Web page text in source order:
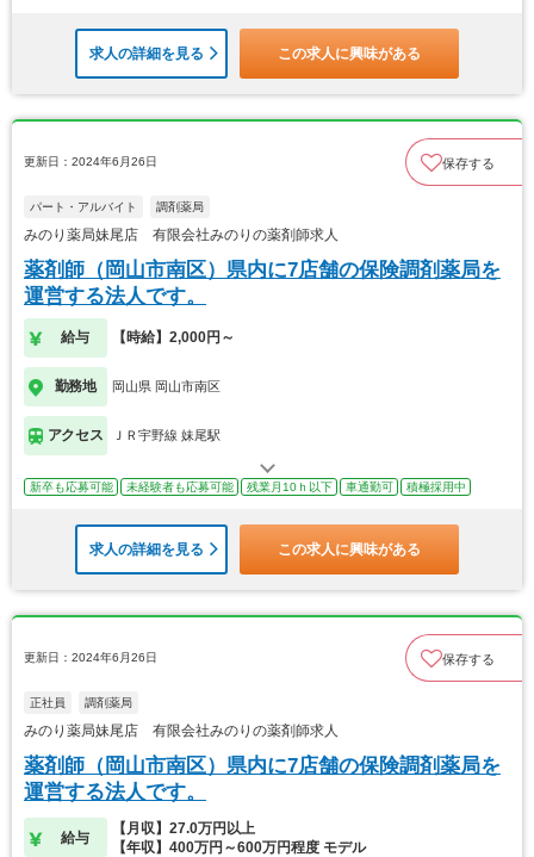
求人の詳細を見る この求人に興味がある
更新日：2024年6月26日 保存する
パート・アルバイト 調剤薬局
みのり薬局妹尾店 有限会社みのりの薬剤師求人
薬剤師（岡山市南区）県内に7店舗の保険調剤薬局を
運営する法人です。
給与 【時給】2,000円～
勤務地 岡山県 岡山市南区
アクセス ＪＲ宇野線 妹尾駅
新卒も応募可能 未経験者も応募可能 残業月10ｈ以下 車通勤可 積極採用中
求人の詳細を見る この求人に興味がある
更新日：2024年6月26日 保存する
正社員 調剤薬局
みのり薬局妹尾店 有限会社みのりの薬剤師求人
薬剤師（岡山市南区）県内に7店舗の保険調剤薬局を
運営する法人です。
給与
【月収】27.0万円以上
【年収】400万円～600万円程度 モデル